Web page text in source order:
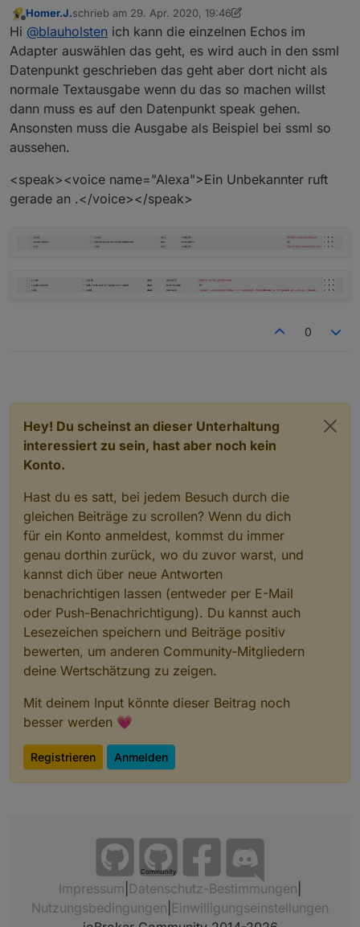
@ blauholsten
Sonst ist richtig cool wenn du jetzt noch den
Alexa2 Adapter eingebunden bekommst
Kannst du bitte mal die aktuelle Github Version
testen? Ich habe leider keine Echo Geräte zum
testen!
PS: es kann sein, das du den istallierten Adapter
(falls noch installiert) deinstallieren musst, da ich
bis jetzt noch keine neue Version gemacht habe.
Offline
Homer.J.schrieb am 29. Apr. 2020, 19:46
zuletzt editiert von Homer.J.
Hi @blauholsten ich kann die einzelnen Echos im
Adapter auswählen das geht, es wird auch in den ssml
Datenpunkt geschrieben das geht aber dort nicht als
normale Textausgabe wenn du das so machen willst
dann muss es auf den Datenpunkt speak gehen.
Ansonsten muss die Ausgabe als Beispiel bei ssml so
aussehen.
<speak><voice name="Alexa">Ein Unbekannter ruft
gerade an .</voice></speak>
0
Hey! Du scheinst an dieser Unterhaltung
interessiert zu sein, hast aber noch kein
Konto.
Hast du es satt, bei jedem Besuch durch die
gleichen Beiträge zu scrollen? Wenn du dich
für ein Konto anmeldest, kommst du immer
genau dorthin zurück, wo du zuvor warst, und
kannst dich über neue Antworten
benachrichtigen lassen (entweder per E-Mail
oder Push-Benachrichtigung). Du kannst auch
Lesezeichen speichern und Beiträge positiv
bewerten, um anderen Community-Mitgliedern
deine Wertschätzung zu zeigen.
Mit deinem Input könnte dieser Beitrag noch
besser werden 💗
Registrieren Anmelden
Community
Impressum Datenschutz-Bestimmungen
Nutzungsbedingungen Einwilligungseinstellungen